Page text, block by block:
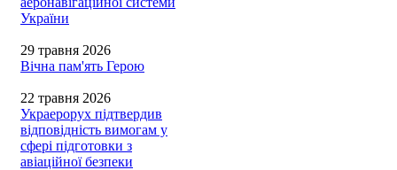
України
29 травня 2026
Вічна пам'ять Герою
22 травня 2026
Украерорух підтвердив
відповідність вимогам у
сфері підготовки з
авіаційної безпеки